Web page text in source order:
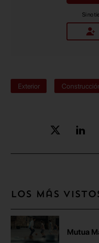
Si no
Exterior
Los más
Mutua